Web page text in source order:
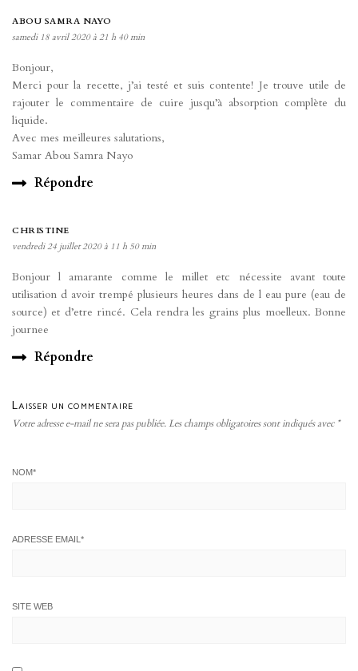
ABOU SAMRA NAYO
samedi 18 avril 2020 à 21 h 40 min
Bonjour,
Merci pour la recette, j’ai testé et suis contente! Je trouve utile de
rajouter le commentaire de cuire jusqu’à absorption complète du
liquide.
Avec mes meilleures salutations,
Samar Abou Samra Nayo
Répondre
CHRISTINE
vendredi 24 juillet 2020 à 11 h 50 min
Bonjour l amarante comme le millet etc nécessite avant toute
utilisation d avoir trempé plusieurs heures dans de l eau pure (eau de
source) et d’etre rincé. Cela rendra les grains plus moelleux. Bonne
journee
Répondre
Laisser un commentaire
Votre adresse e-mail ne sera pas publiée.Les champs obligatoires sont indiqués avec *
NOM*
ADRESSE EMAIL *
SITE WEB